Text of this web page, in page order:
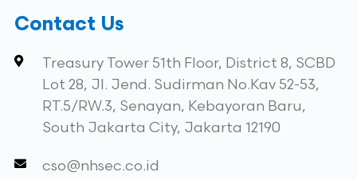
Contact Us
Treasury Tower 51th Floor, District 8, SCBD
Lot 28, Jl. Jend. Sudirman No.Kav 52-53,
RT.5/RW.3, Senayan, Kebayoran Baru,
South Jakarta City, Jakarta 12190
cso@nhsec.co.id